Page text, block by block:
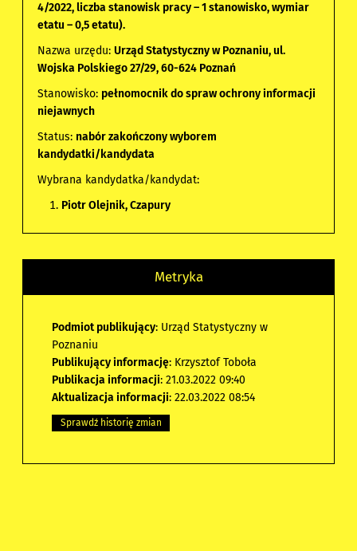
4/2022, liczba stanowisk pracy – 1 stanowisko, wymiar
etatu – 0,5 etatu).
Nazwa urzędu:Urząd Statystyczny w Poznaniu, ul.
Wojska Polskiego 27/29, 60-624 Poznań
Stanowisko: pełnomocnik do spraw ochrony informacji
niejawnych
Status: nabór zakończony wyborem
kandydatki/kandydata
Wybrana kandydatka/kandydat:
Piotr Olejnik, Czapury
Metryka
Podmiot publikujący: Urząd Statystyczny w
Poznaniu
Publikujący informację: Krzysztof Toboła
Publikacja informacji: 21.03.2022 09:40
Aktualizacja informacji: 22.03.2022 08:54
Sprawdź historię zmian